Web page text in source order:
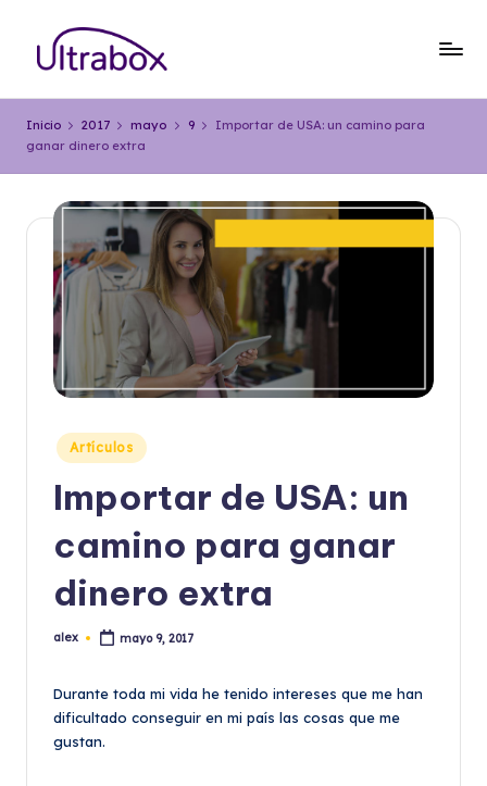
Saltar
contenido
l
o
lt
b
Inicio 2017 mayo 9
Importar de USA: un camino para
ganar dinero extra
Publicado
en
Artículos
Importar de USA: un
camino para ganar
dinero extra
Publicado
alex mayo 9, 2017
Durante toda mi vida he tenido intereses que me han
dificultado conseguir en mi país las cosas que me
gustan.